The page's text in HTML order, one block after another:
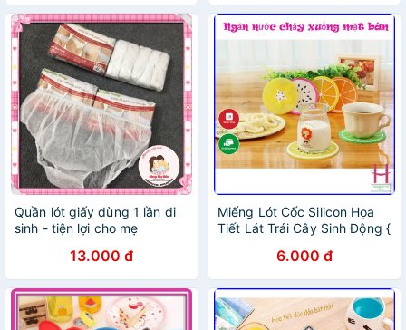
Quần lót giấy dùng 1 lần đi
sinh - tiện lợi cho mẹ
13.000 đ
Miếng Lót Cốc Silicon Họa
Tiết Lát Trái Cây Sinh Động {
6.000 đ